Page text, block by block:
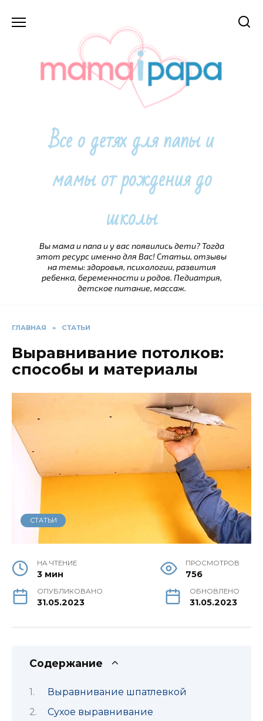
Все о детях для папы и
мамы от рождения до
школы
Вы мама и папа и у вас появились дети? Тогда
этот ресурс именно для Вас! Статьи, отзывы
на темы: здоровья, психологии, развития
ребенка, беременности и родов. Педиатрия,
детское питание, массаж.
ГЛАВНАЯ » СТАТЬИ
Выравнивание потолков:
способы и материалы
СТАТЬИ
НА ЧТЕНИЕ
3 мин
ПРОСМОТРОВ
756
ОПУБЛИКОВАНО
31.05.2023
ОБНОВЛЕНО
31.05.2023
Содержание
Выравнивание шпатлевкой
Сухое выравнивание